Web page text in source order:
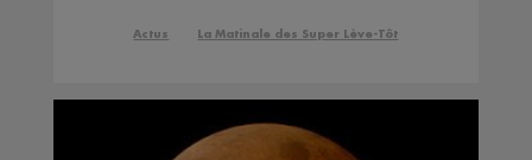
Actus La Matinale des Super Lève-Tôt